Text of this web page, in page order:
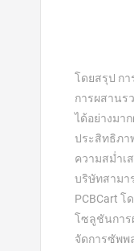
โดยสรุป ก
การผสานร
ได้อย่างมา
ประสิทธิภา
ความสม่ำเ
บริษัทสามา
PCBCart
โซลูชันการ
จัดการซัพพ